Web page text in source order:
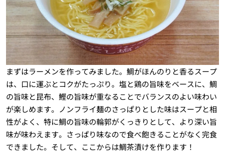
まずはラーメンを作ってみました。鯛がほんのりと香るスープ
は、口に運ぶとコクがたっぷり。塩と鶏の旨味をベースに、鯛
の旨味と昆布、鰹の旨味が重なることでバランスのよい味わい
が楽しめます。ノンフライ麺のさっぱりとした味はスープと相
性がよく、特に鯛の旨味の輪郭がくっきりとして、より深い旨
味が味わえます。さっぱり味なので食べ飽きることがなく完食
できました。そして、ここからは鯛茶漬けを作ります！